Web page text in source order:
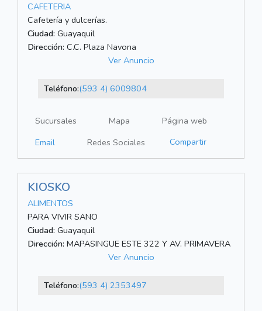
CAFETERIA
Cafetería y dulcerías.
Ciudad: Guayaquil
Dirección: C.C. Plaza Navona
Ver Anuncio
Teléfono:(593 4) 6009804
Sucursales Mapa
Página web
Email
Redes Sociales Compartir
KIOSKO
ALIMENTOS
PARA VIVIR SANO
Ciudad: Guayaquil
Dirección: MAPASINGUE ESTE 322 Y AV. PRIMAVERA
Ver Anuncio
Teléfono:(593 4) 2353497